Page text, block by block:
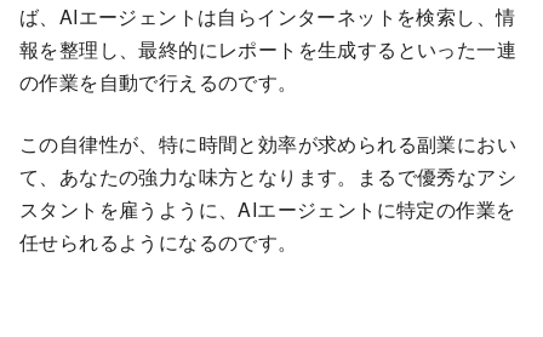
ば、AIエージェントは自らインターネットを検索し、情
報を整理し、最終的にレポートを生成するといった一連
の作業を自動で行えるのです。
この自律性が、特に時間と効率が求められる副業におい
て、あなたの強力な味方となります。まるで優秀なアシ
スタントを雇うように、AIエージェントに特定の作業を
任せられるようになるのです。